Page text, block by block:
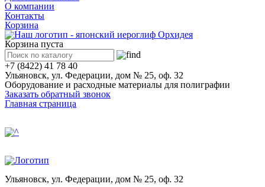
О компании
Контакты
Корзина
Корзина пуста
+7 (8422) 41 78 40
Ульяновск, ул. Федерации, дом № 25, оф. 32
Оборудование и расходные материалы для полиграфии
Заказать обратный звонок
Главная страница
Ульяновск, ул. Федерации, дом № 25, оф. 32